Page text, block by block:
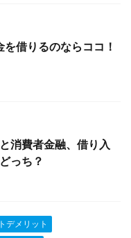
借りるのならココ！
消費者金融、借り入
っち？
デメリット